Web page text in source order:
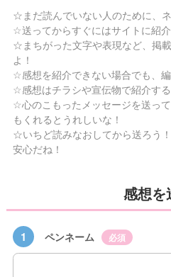
☆まだ読んでいない人のために、
☆送ってからすぐにはサイトに紹介
☆まちがった文字や表現など、掲
よ！
☆感想を紹介できない場合でも、
☆感想はチラシや宣伝物で紹介する
☆心のこもったメッセージを送っ
もくれるとうれしいな！
☆いちど読みなおしてから送ろう
安心だね！
感想を
1 ペンネーム 必須